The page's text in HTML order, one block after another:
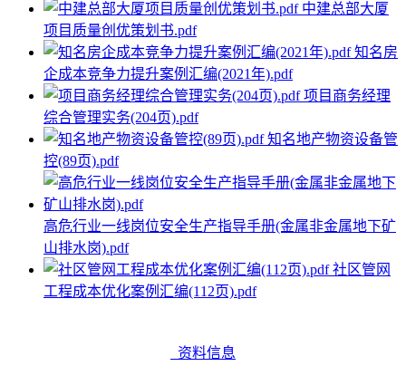
中建总部大厦
项目质量创优策划书.pdf
知名房
企成本竞争力提升案例汇编(2021年).pdf
项目商务经理
综合管理实务(204页).pdf
知名地产物资设备管
控(89页).pdf
高危行业一线岗位安全生产指导手册(金属非金属地下矿
山排水岗).pdf
社区管网
工程成本优化案例汇编(112页).pdf
资料信息